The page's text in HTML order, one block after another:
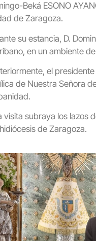
Beká ESONO
de Zaragoza.
su estancia, D.
en un ambiente
el
de Nuestra Señora
visita subraya los lazos
de Zaragoza.